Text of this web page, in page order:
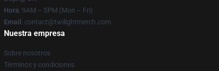
Hora: 9AM – 5PM (Mon – Fri)
Email : contact@twilightmerch.com
Nuestra empresa
Sobre nosotros
Términos y condiciones